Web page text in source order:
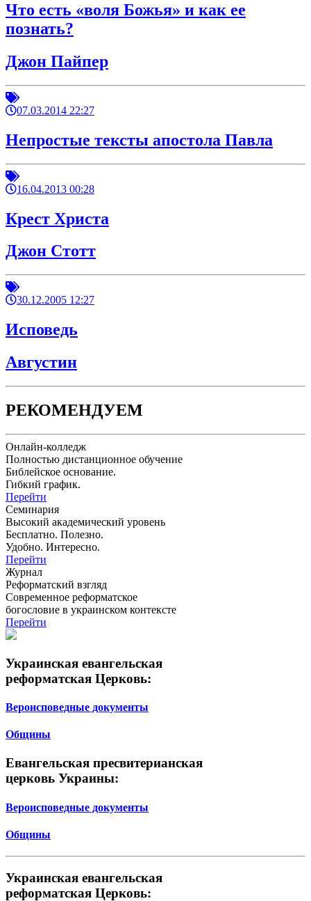
Что есть «воля Божья» и как ее
познать?
Джон Пайпер
07.03.2014 22:27
Непростые тексты апостола Павла
16.04.2013 00:28
Крест Христа
Джон Стотт
30.12.2005 12:27
Исповедь
Августин
РЕКОМЕНДУЕМ
Онлайн-колледж
Полностью дистанционное обучение
Библейское основание.
Гибкий график.
Перейти
Семинария
Высокий академический уровень
Бесплатно. Полезно.
Удобно. Интересно.
Перейти
Журнал
Реформатский взгляд
Современное реформатское
богословие в украинском контексте
Перейти
Украинская евангельская
реформатская Церковь:
Вероисповедные документы
Общины
Евангельская пресвитерианская
церковь Украины:
Вероисповедные документы
Общины
Украинская евангельская
реформатская Церковь: